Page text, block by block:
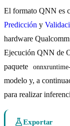
El formato QNN es
Predicción y
hardware
Ejecución QNN de
paquete
modelo y, a
para realizar
Exportar